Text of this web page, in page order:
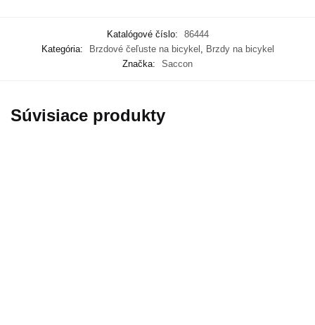
Katalógové číslo:
86444
Kategória:
Brzdové čeľuste na bicykel , Brzdy na bicykel
Značka:
Saccon
Súvisiace produkty